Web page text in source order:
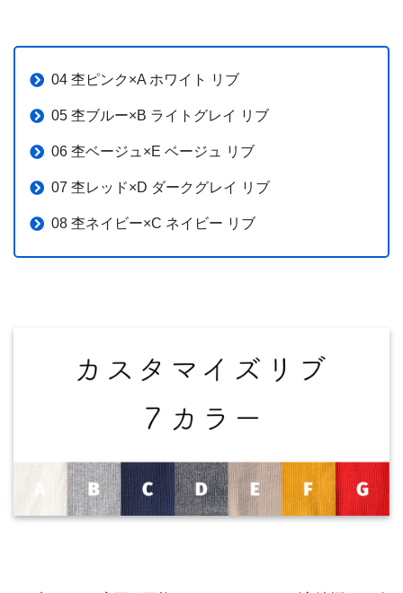
04 杢ピンク×A ホワイト リブ
05 杢ブルー×B ライトグレイ リブ
06 杢ベージュ×E ベージュ リブ
07 杢レッド×D ダークグレイ リブ
08 杢ネイビー×C ネイビー リブ